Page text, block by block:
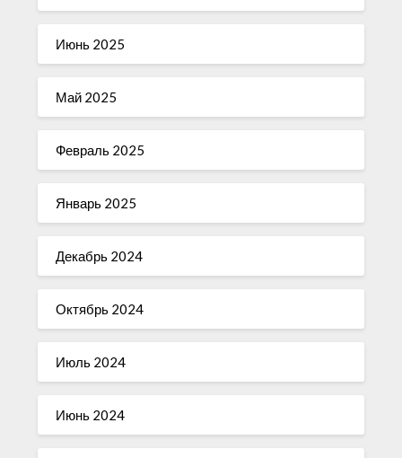
Июнь 2025
Май 2025
Февраль 2025
Январь 2025
Декабрь 2024
Октябрь 2024
Июль 2024
Июнь 2024